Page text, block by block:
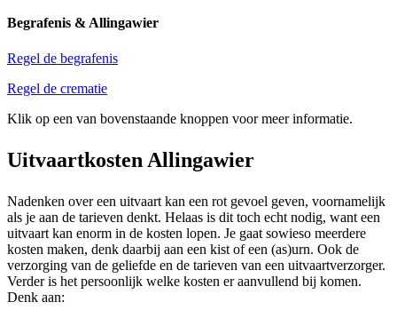
Begrafenis & Allingawier
Regel de begrafenis
Regel de crematie
Klik op een van bovenstaande knoppen voor meer informatie.
Uitvaartkosten Allingawier
Nadenken over een uitvaart kan een rot gevoel geven, voornamelijk
als je aan de tarieven denkt. Helaas is dit toch echt nodig, want een
uitvaart kan enorm in de kosten lopen. Je gaat sowieso meerdere
kosten maken, denk daarbij aan een kist of een (as)urn. Ook de
verzorging van de geliefde en de tarieven van een uitvaartverzorger.
Verder is het persoonlijk welke kosten er aanvullend bij komen.
Denk aan: